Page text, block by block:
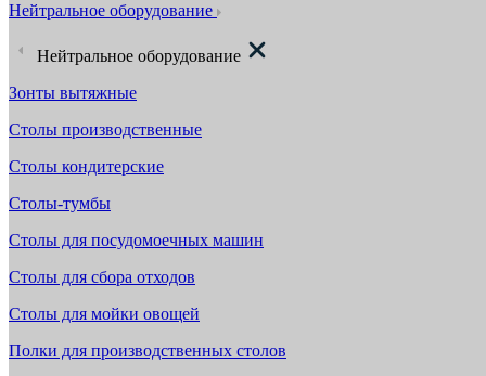
Нейтральное оборудование
Нейтральное оборудование
Зонты вытяжные
Столы производственные
Столы кондитерские
Столы-тумбы
Столы для посудомоечных машин
Столы для сбора отходов
Столы для мойки овощей
Полки для производственных столов